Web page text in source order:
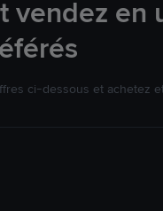
vendez en
ci-dessous et achetez